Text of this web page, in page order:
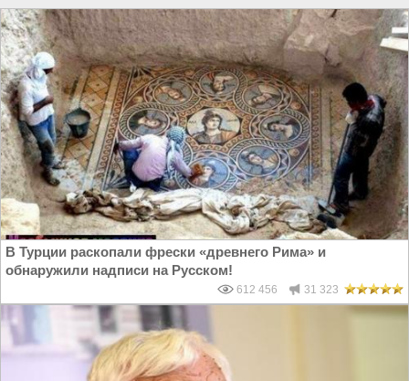
В Турции раскопали фрески «древнего Рима» и
обнаружили надписи на Русском!
612 456 31 323